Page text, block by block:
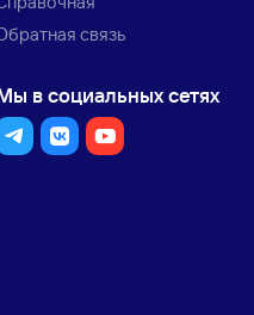
связь
в социальных сетях